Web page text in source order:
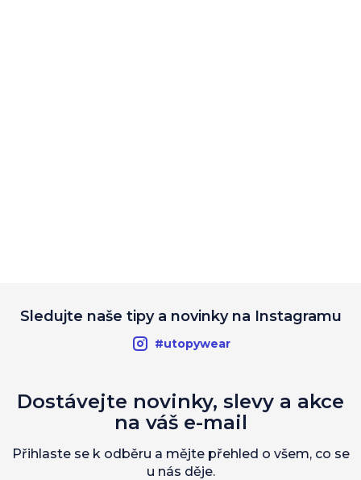
Sledujte naše tipy a novinky na Instagramu
#utopywear
Dostávejte novinky, slevy a akce
na váš e-mail
Přihlaste se k odběru a mějte přehled o všem, co se
u nás děje.